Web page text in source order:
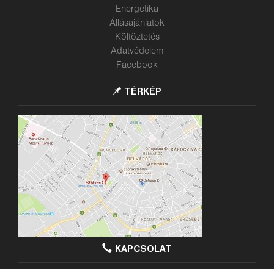
Energetika
Állásajánlatok
Költöztetés
Adatvédelem
Facebook
TÉRKÉP
KAPCSOLAT